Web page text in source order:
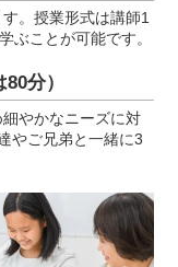
。授業形式は講師1
ぶことが可能です。
分）
細やかなニーズに対
やご兄弟と一緒に3